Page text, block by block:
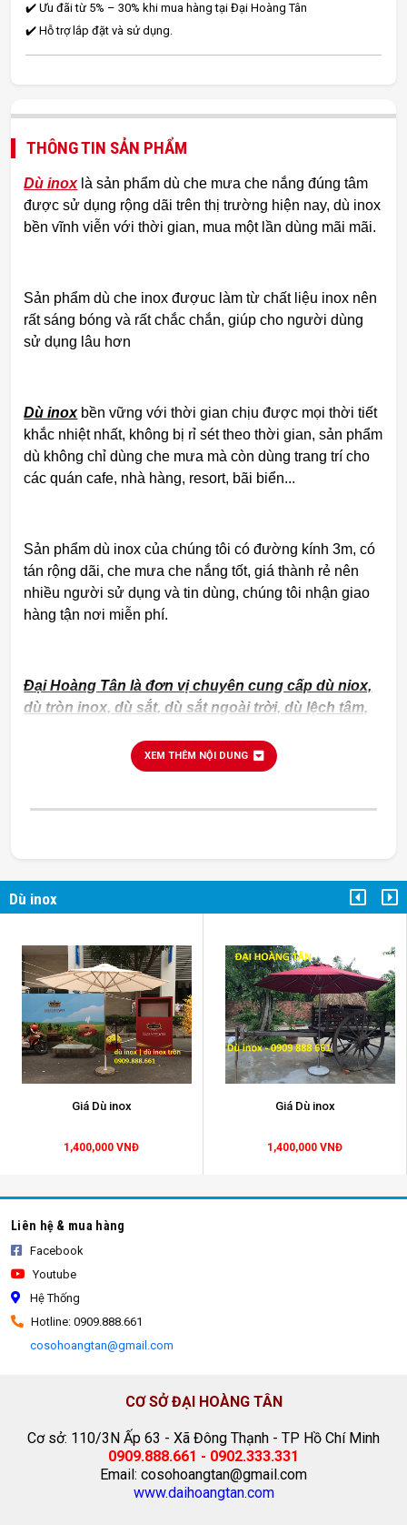
✔️ Ưu đãi từ 5% – 30% khi mua hàng tại Đại Hoàng Tân
✔️ Hỗ trợ lắp đặt và sử dụng.
THÔNG TIN SẢN PHẨM
Dù inox là sản phẩm dù che mưa che nắng đúng tâm
được sử dụng rộng dãi trên thị trường hiện nay, dù inox
bền vĩnh viễn với thời gian, mua một lần dùng mãi mãi.
Sản phẩm dù che inox đượuc làm từ chất liệu inox nên
rất sáng bóng và rất chắc chắn, giúp cho người dùng
sử dụng lâu hơn
Dù inoxbền vững với thời gian chịu được mọi thời tiết
khắc nhiệt nhất, không bị rỉ sét theo thời gian, sản phẩm
dù không chỉ dùng che mưa mà còn dùng trang trí cho
các quán cafe, nhà hàng, resort, bãi biển...
Sản phẩm dù inox của chúng tôi có đường kính 3m, có
tán rộng dãi, che mưa che nắng tốt, giá thành rẻ nên
nhiều người sử dụng và tin dùng, chúng tôi nhận giao
hàng tận nơi miễn phí.
Đại Hoàng Tân là đơn vị chuyên cung cấp dù niox,
dù tròn inox, dù sắt, dù sắt ngoài trời, dù lệch tâm,
XEM THÊM NỘI DUNG
Dù inox
Giá Dù inox
1,400,000 VNĐ
Giá Dù inox
1,400,000 VNĐ
Liên hệ & mua hàng
Facebook
Youtube
Hệ Thống
Hotline: 0909.888.661
cosohoangtan@gmail.com
CƠ SỞ ĐẠI HOÀNG TÂN
Cơ sở: 110/3N Ấp 63 - Xã Đông Thạnh - TP Hồ Chí Minh
0909.888.661 - 0902.333.331
Email: cosohoangtan@gmail.com
www.daihoangtan.com